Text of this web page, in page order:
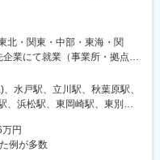
、本八幡駅(都営線)、みなと
、豊島園駅(都営線)、王子駅前
駅、田町駅(東京都)、御嶽山
立川駅、府中競馬正門前駅、
福生駅、京成関屋駅、岩村田
、志賀本通駅、東別院駅、栄
計前駅、山陽姫路駅、大阪
高知駅、西辛島町駅、五橋
北・関東・中部・東海・関
業にて就業（事業所・拠点に
ください）※異動等で勤務地に
る各部署及び各拠点等、当社
に記載。■経験者採用のうち
ない場合は会社にて寮・社
】当社拠点：各事業所で対
水戸駅、立川駅、秋葉原駅、
、浜松駅、東岡崎駅、東別院
花畑町駅、上野広小路駅、岩
都駅、末広町駅(東京都)、反
円
例が多数